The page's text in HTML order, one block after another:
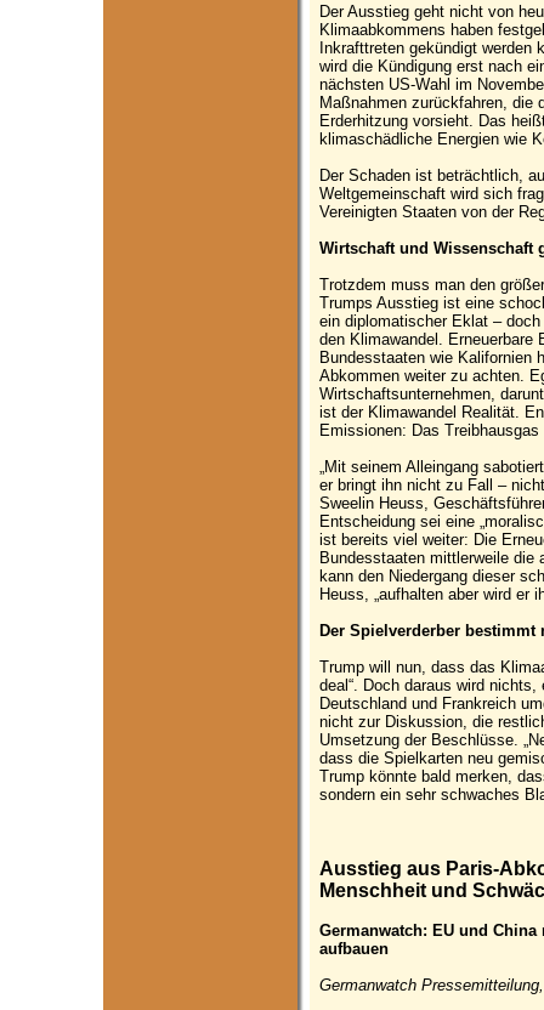
Der Ausstieg geht nicht von
Klimaabkommens haben
Inkrafttreten gekündigt werden
wird die Kündigung erst nach
nächsten US-Wahl im
Maßnahmen zurückfahren, die
Erderhitzung vorsieht. Das
klimaschädliche Energien wie
Der Schaden ist beträchtlich,
Weltgemeinschaft wird sich
Vereinigten Staaten von der
Wirtschaft und Wissenschaft
Trotzdem muss man den
Trumps Ausstieg ist eine
ein diplomatischer Eklat –
den Klimawandel. Erneuerbare
Bundesstaaten wie Kalifornien
Abkommen weiter zu achten.
Wirtschaftsunternehmen,
ist der Klimawandel Realität.
Emissionen: Das
„Mit seinem Alleingang
er bringt ihn nicht zu Fall –
Sweelin Heuss,
Entscheidung sei eine
ist bereits viel weiter: Die
Bundesstaaten mittlerweile die
kann den Niedergang dieser
Heuss, „aufhalten aber wird er
Der Spielverderber bestimmt
Trump will nun, dass das
deal“. Doch daraus wird
Deutschland und Frankreich
nicht zur Diskussion, die
Umsetzung der Beschlüsse.
dass die Spielkarten neu
Trump könnte bald merken,
sondern ein sehr schwaches
Ausstieg aus Paris-
Menschheit und
Germanwatch: EU und
aufbauen
Germanwatch